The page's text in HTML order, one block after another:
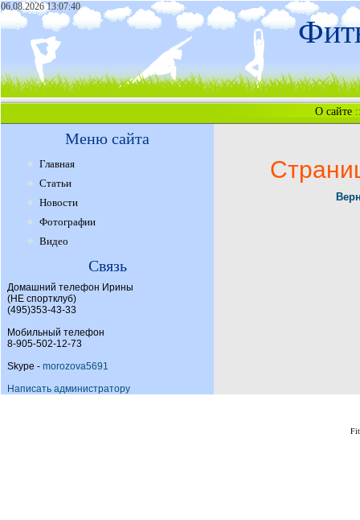
06.08.2026 13:07:40
О сайте
Меню сайта
Главная
Статьи
Новости
Фотографии
Видео
Связь
Домашний телефон Ирины
(НЕ спортклуб)
(495)353-43-33
Мобильный телефон
8-905-502-12-73
Skype - morozova5691
Написать администратору